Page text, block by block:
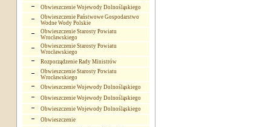
Obwieszczenie Wojewody Dolnośląskiego
Obwieszczenie Państwowe Gospodarstwo
Wodne Wody Polskie
Obwieszczenie Starosty Powiatu
Wrocławskiego
Obwieszczenie Starosty Powiatu
Wrocławskiego
Rozporządzenie Rady Ministrów
Obwieszczenie Starosty Powiatu
Wrocławskiego
Obwieszczenie Wojewody Dolnośląskiego
Obwieszczenie Wojewody Dolnośląskiego
Obwieszczenie Wojewody Dolnośląskiego
Obwieszczenie